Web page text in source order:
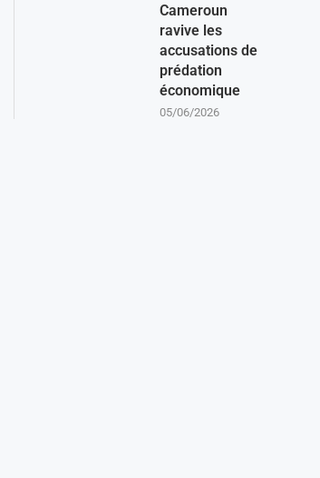
Cameroun
ravive les
accusations de
prédation
économique
05/06/2026